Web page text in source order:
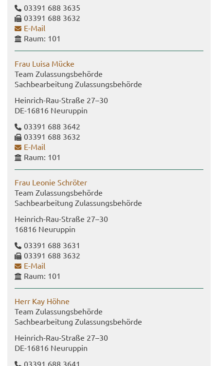
03391 688 3635
03391 688 3632
E-​Mail
Raum: 101
Frau Luisa Mücke
Team Zu­las­sungs­be­hör­de
Sach­be­ar­bei­tung Zu­las­sungs­be­hör­de
Heinrich-​Rau-Straße 27–30
DE-​16816 Neu­rup­pin
03391 688 3642
03391 688 3632
E-​Mail
Raum: 101
Frau Leo­nie Schrö­ter
Team Zu­las­sungs­be­hör­de
Sach­be­ar­bei­tung Zu­las­sungs­be­hör­de
Heinrich-​​Rau-​Straße 27–30
16816 Neu­rup­pin
03391 688 3631
03391 688 3632
E-​Mail
Raum: 101
Herr Kay Höhne
Team Zu­las­sungs­be­hör­de
Sach­be­ar­bei­tung Zu­las­sungs­be­hör­de
Heinrich-​Rau-Straße 27–30
DE-​16816 Neu­rup­pin
03391 688 3641